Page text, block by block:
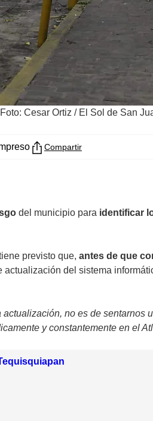
Foto: Cesar Ortiz / El Sol de San
Compartir
del municipio para identificar
previsto que, antes de que
del sistema
no es de
y constantemente en el